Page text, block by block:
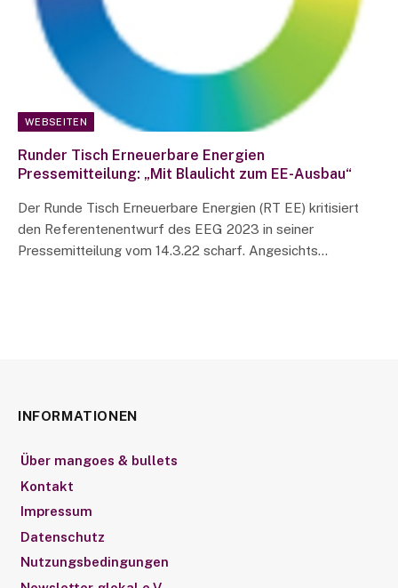
WEBSEITEN
Runder Tisch Erneuerbare Energien
Pressemitteilung: „Mit Blaulicht zum EE-Ausbau“
Der Runde Tisch Erneuerbare Energien (RT EE) kritisiert
den Referentenentwurf des EEG 2023 in seiner
Pressemitteilung vom 14.3.22 scharf. Angesichts…
INFORMATIONEN
Über mangoes & bullets
Kontakt
Impressum
Datenschutz
Nutzungsbedingungen